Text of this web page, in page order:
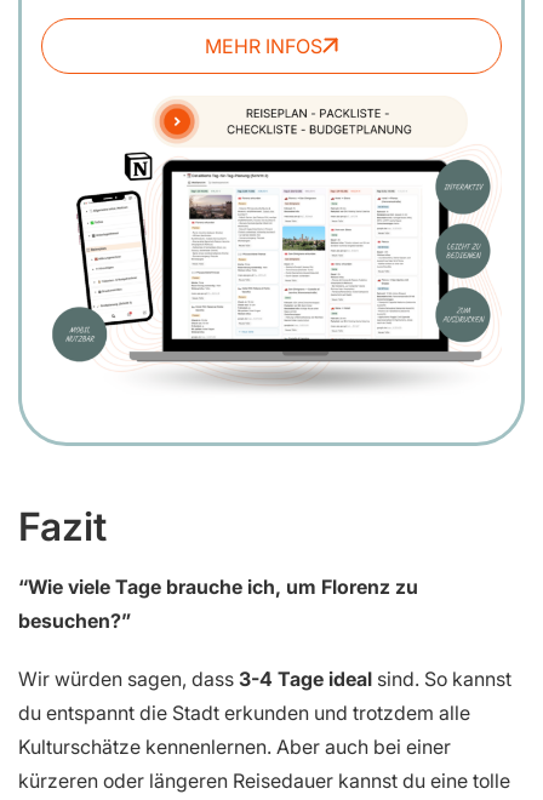
MEHR INFOS
Fazit
“Wie viele Tage brauche ich, um Florenz zu
besuchen?”
Wir würden sagen, dass 3-4 Tage ideal sind. So kannst
du entspannt die Stadt erkunden und trotzdem alle
Kulturschätze kennenlernen. Aber auch bei einer
kürzeren oder längeren Reisedauer kannst du eine tolle